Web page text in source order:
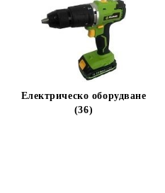
Електрическо оборудване
(36)